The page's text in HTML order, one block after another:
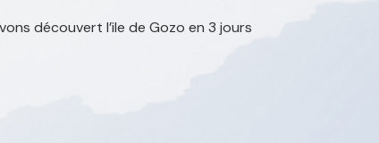
découvert l’ile de Gozo en 3 jours